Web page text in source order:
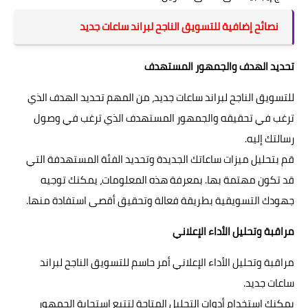
نصائح إضافية للتسويق الناجح لبراند ساعات جديد
تحديد الهدف والجمهور المستهدف
للتسويق الناجح لبراند ساعات جديد، من المهم تحديد الهدف الذي
ترغب في تحقيقه والجمهور المستهدف الذي ترغب في وصول
رسالتك إليه.
قم بتحليل ميزات ساعاتك الجديدة وتحديد الفئة المستهدفة التي
قد تكون مهتمة بها. بمعرفة هذه المعلومات، يمكنك توجيه
جهودك التسويقية بطريقة فعالة وتحقيق أقصى استفادة منها.
مراقبة وتحليل الأداء الإعلاني
مراقبة وتحليل الأداء الإعلاني أمر حاسم للتسويق الناجح لبراند
ساعات جديد.
يمكنك استخدام أدوات التحليل المتاحة لتتبع استجابة الجمهور